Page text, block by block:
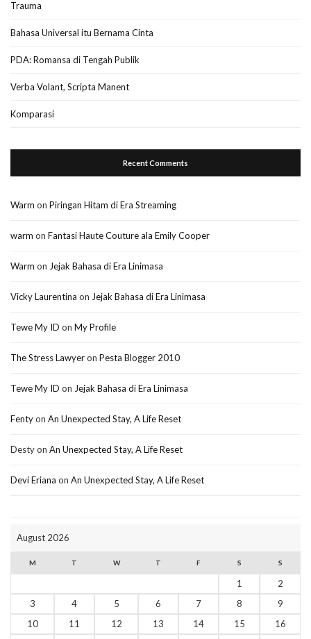
Trauma
Bahasa Universal itu Bernama Cinta
PDA: Romansa di Tengah Publik
Verba Volant, Scripta Manent
Komparasi
Recent Comments
Warm on Piringan Hitam di Era Streaming
warm on Fantasi Haute Couture ala Emily Cooper
Warm on Jejak Bahasa di Era Linimasa
Vicky Laurentina on Jejak Bahasa di Era Linimasa
Tewe My ID on My Profile
The Stress Lawyeron Pesta Blogger 2010
Tewe My ID on Jejak Bahasa di Era Linimasa
Fentyon An Unexpected Stay, A Life Reset
Destyon An Unexpected Stay, A Life Reset
Devi Eriana on An Unexpected Stay, A Life Reset
August 2026
M T W T F S S
1
2
3
4 5 6 7 8
9
10
11 12 13 14 15
16